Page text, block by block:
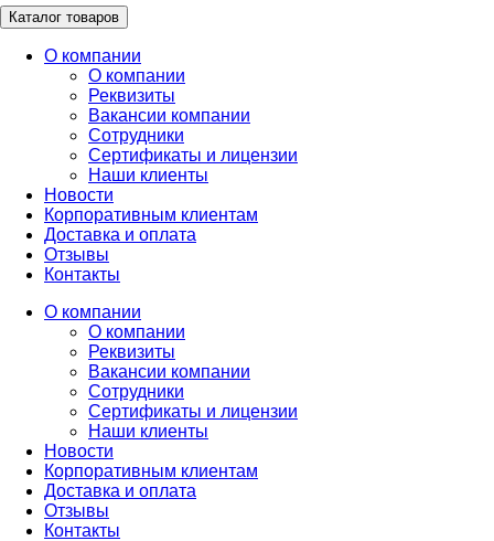
Каталог товаров
О компании
О компании
Реквизиты
Вакансии компании
Сотрудники
Сертификаты и лицензии
Наши клиенты
Новости
Корпоративным клиентам
Доставка и оплата
Отзывы
Контакты
О компании
О компании
Реквизиты
Вакансии компании
Сотрудники
Сертификаты и лицензии
Наши клиенты
Новости
Корпоративным клиентам
Доставка и оплата
Отзывы
Контакты